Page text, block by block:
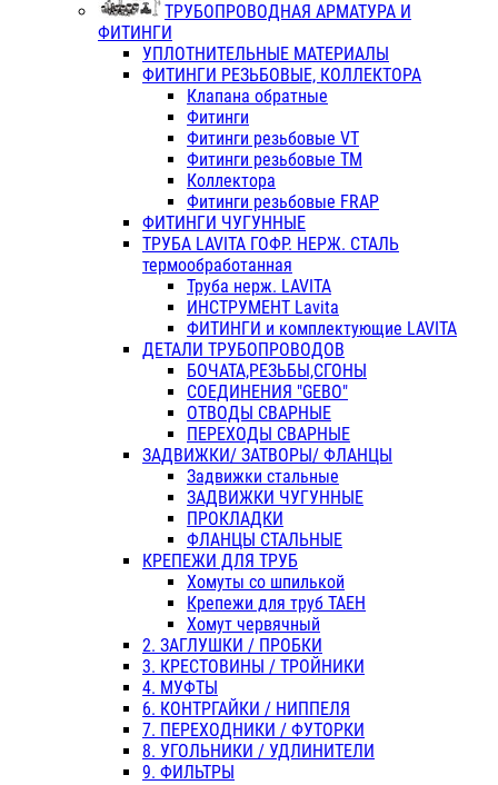
ТРУБОПРОВОДНАЯ АРМАТУРА И
ФИТИНГИ
УПЛОТНИТЕЛЬНЫЕ МАТЕРИАЛЫ
ФИТИНГИ РЕЗЬБОВЫЕ, КОЛЛЕКТОРА
Клапана обратные
Фитинги
Фитинги резьбовые VT
Фитинги резьбовые ТМ
Коллектора
Фитинги резьбовые FRAP
ФИТИНГИ ЧУГУННЫЕ
ТРУБА LAVITA ГОФР. НЕРЖ. СТАЛЬ
термообработанная
Труба нерж. LAVITA
ИНСТРУМЕНТ Lavita
ФИТИНГИ и комплектующие LAVITA
ДЕТАЛИ ТРУБОПРОВОДОВ
БОЧАТА,РЕЗЬБЫ,СГОНЫ
СОЕДИНЕНИЯ "GEBO"
ОТВОДЫ СВАРНЫЕ
ПЕРЕХОДЫ СВАРНЫЕ
ЗАДВИЖКИ/ ЗАТВОРЫ/ ФЛАНЦЫ
Задвижки стальные
ЗАДВИЖКИ ЧУГУННЫЕ
ПРОКЛАДКИ
ФЛАНЦЫ СТАЛЬНЫЕ
КРЕПЕЖИ ДЛЯ ТРУБ
Хомуты со шпилькой
Крепежи для труб ТАЕН
Хомут червячный
2. ЗАГЛУШКИ / ПРОБКИ
3. КРЕСТОВИНЫ / ТРОЙНИКИ
4. МУФТЫ
6. КОНТРГАЙКИ / НИППЕЛЯ
7. ПЕРЕХОДНИКИ / ФУТОРКИ
8. УГОЛЬНИКИ / УДЛИНИТЕЛИ
9. ФИЛЬТРЫ